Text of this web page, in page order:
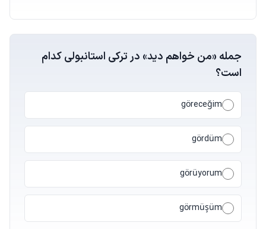
جمله «من خواهم دید» در ترکی استانبولی کدام
است؟
göreceğim
gördüm
görüyorum
görmüşüm